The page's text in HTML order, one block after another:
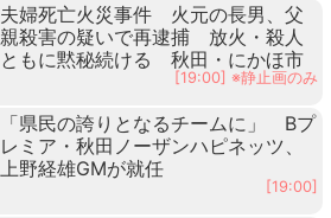
夫婦死亡火災事件 火元の長男、父
親殺害の疑いで再逮捕 放火・殺人
ともに黙秘続ける 秋田・にかほ市
[19:00] ※静止画のみ
「県民の誇りとなるチームに」 Bプ
レミア・秋田ノーザンハピネッツ、
上野経雄GMが就任
[19:00]